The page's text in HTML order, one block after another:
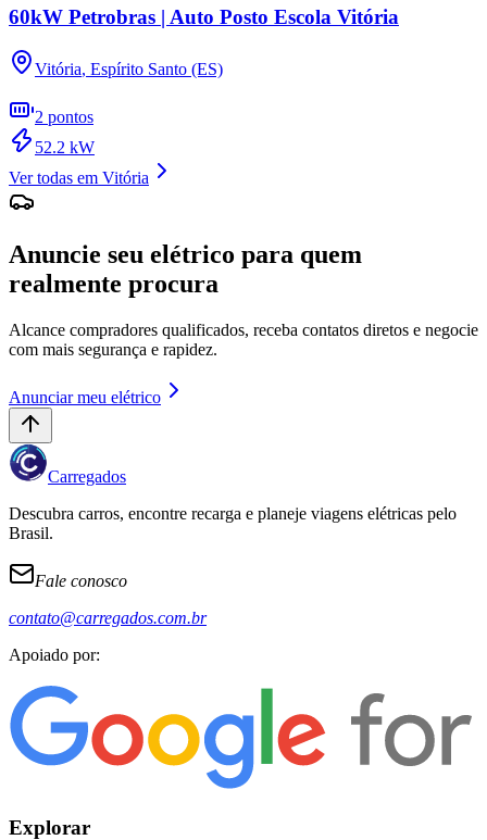
60kW Petrobras | Auto Posto Escola Vitória
Vitória, Espírito Santo (ES)
2 pontos
52.2 kW
Ver todas em Vitória
Anuncie seu elétrico para quem
realmente procura
Alcance compradores qualificados, receba contatos diretos e negocie
com mais segurança e rapidez.
Anunciar meu elétrico
Carregados
Descubra carros, encontre recarga e planeje viagens elétricas pelo
Brasil.
Fale conosco
contato@carregados.com.br
Apoiado por:
Explorar